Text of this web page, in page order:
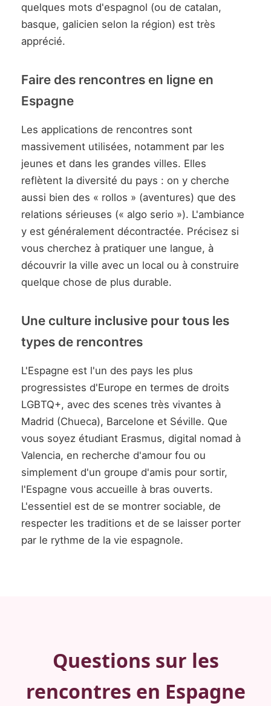
quelques mots d'espagnol (ou de catalan,
basque, galicien selon la région) est très
apprécié.
Faire des rencontres en ligne en
Espagne
Les applications de rencontres sont
massivement utilisées, notamment par les
jeunes et dans les grandes villes. Elles
reflètent la diversité du pays : on y cherche
aussi bien des « rollos » (aventures) que des
relations sérieuses (« algo serio »). L'ambiance
y est généralement décontractée. Précisez si
vous cherchez à pratiquer une langue, à
découvrir la ville avec un local ou à construire
quelque chose de plus durable.
Une culture inclusive pour tous les
types de rencontres
L'Espagne est l'un des pays les plus
progressistes d'Europe en termes de droits
LGBTQ+, avec des scenes très vivantes à
Madrid (Chueca), Barcelone et Séville. Que
vous soyez étudiant Erasmus, digital nomad à
Valencia, en recherche d'amour fou ou
simplement d'un groupe d'amis pour sortir,
l'Espagne vous accueille à bras ouverts.
L'essentiel est de se montrer sociable, de
respecter les traditions et de se laisser porter
par le rythme de la vie espagnole.
Questions sur les
rencontres en Espagne